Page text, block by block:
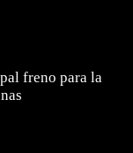
freno para la